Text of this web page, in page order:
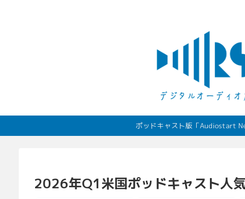
ポッドキャスト版「Audiostart
2026年Q1米国ポッドキャスト人